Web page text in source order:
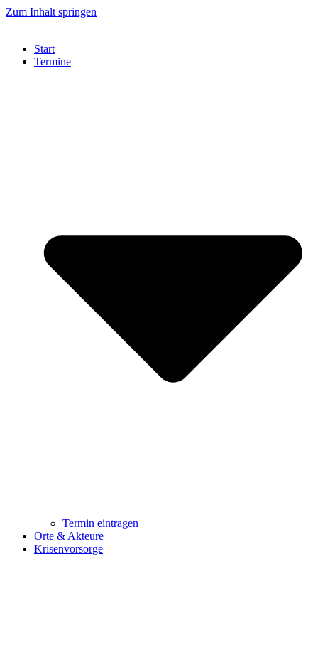
Zum Inhalt springen
Start
Termine
Termin eintragen
Orte & Akteure
Krisenvorsorge